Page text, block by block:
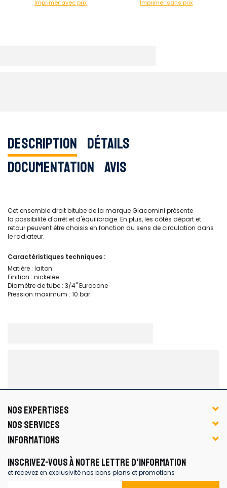
Imprimer avec prix Imprimer sans prix
Description Détails
Documentation Avis
Cet ensemble droit bitube de la marque Giacomini présente
la possibilité d'arrêt et d'équilibrage. En plus, les côtés départ et
retour peuvent être choisis en fonction du sens de circulation dans
le radiateur.
Caractéristiques techniques :
Matière : laiton
Finition : nickelée
Diamètre de tube : 3/4'' Eurocone
Pression maximum : 10 bar
NOS EXPERTISES
NOS SERVICES
INFORMATIONS
INSCRIVEZ-VOUS À NOTRE LETTRE D'INFORMATION
et recevez en exclusivité nos bons plans et promotions